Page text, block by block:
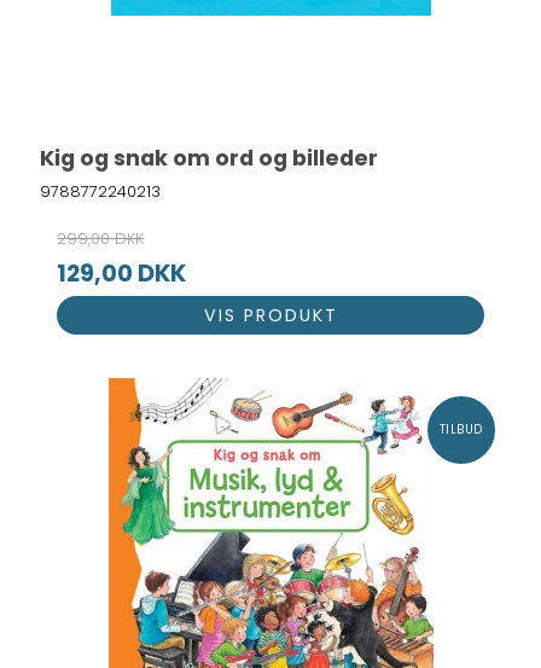
Kig og snak om ord og billeder
9788772240213
299,00 DKK
129,00 DKK
VIS PRODUKT
TILBUD